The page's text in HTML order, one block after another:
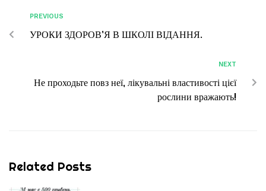
PREVIOUS
УРОКИ ЗДОРОВ’Я В ШКОЛІ ВІДАННЯ.
NEXT
Не проходьте повз неї, лікувальні властивості цієї
рослини вражають!
Related Posts